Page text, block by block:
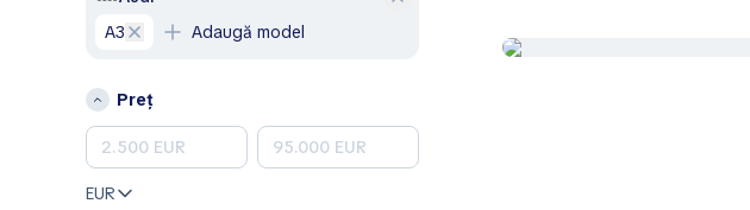
Renault
A
Alfa Romeo
A3
Adaugă model
Preț
EUR